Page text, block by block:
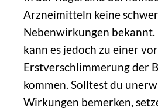
Arzneimitteln keine
Nebenwirkungen bekannt.
kann es jedoch zu einer
Erstverschlimmerung der
kommen. Solltest du
Wirkungen bemerken,